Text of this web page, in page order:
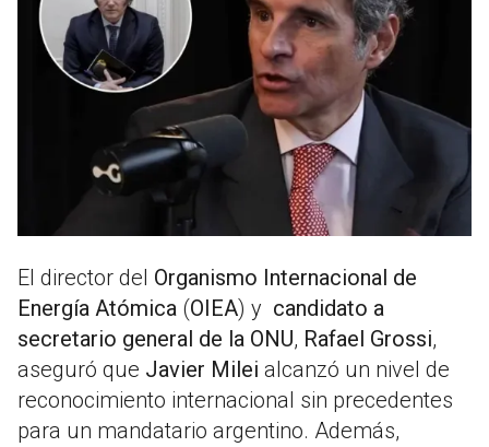
El director del Organismo Internacional de
Energía Atómica (OIEA) y candidato a
secretario general de la ONU, Rafael Grossi,
aseguró que Javier Milei alcanzó un nivel de
reconocimiento internacional sin precedentes
para un mandatario argentino. Además,